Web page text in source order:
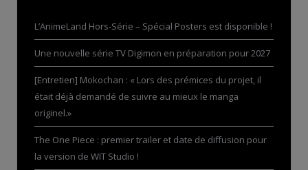
L’AnimeLand Hors-Série – Spécial Posters est disponible !
Une nouvelle série TV Digimon en préparation pour 2027
[Entretien] Mokochan : « Lors des prémices du projet, il
était déjà demandé de suivre au mieux le manga
originel.»
The One Piece : premier trailer et date de diffusion pour
la version de WIT Studio !